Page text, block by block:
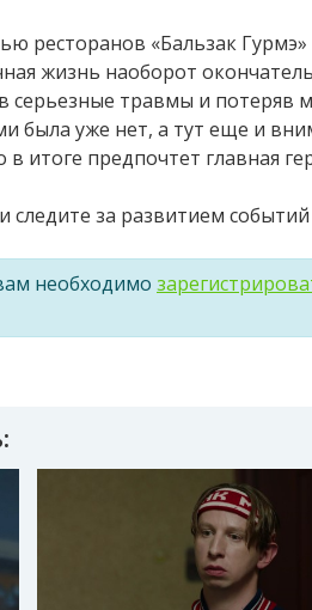
ресторанов «Бальзак
жизнь наоборот
серьезные травмы и потеряв
была уже нет, а тут еще и
итоге предпочтет главная
за развитием событий
необходимо